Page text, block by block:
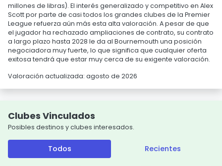
millones de libras). El interés generalizado y competitivo en Alex
Scott por parte de casi todos los grandes clubes de la Premier
League refuerza aún más esta alta valoración. A pesar de que
el jugador ha rechazado ampliaciones de contrato, su contrato
a largo plazo hasta 2028 le da al Bournemouth una posición
negociadora muy fuerte, lo que significa que cualquier oferta
exitosa tendrá que estar muy cerca de su exigente valoración.
Valoración actualizada: agosto de 2026
Clubes Vinculados
Posibles destinos y clubes interesados.
Todos Recientes